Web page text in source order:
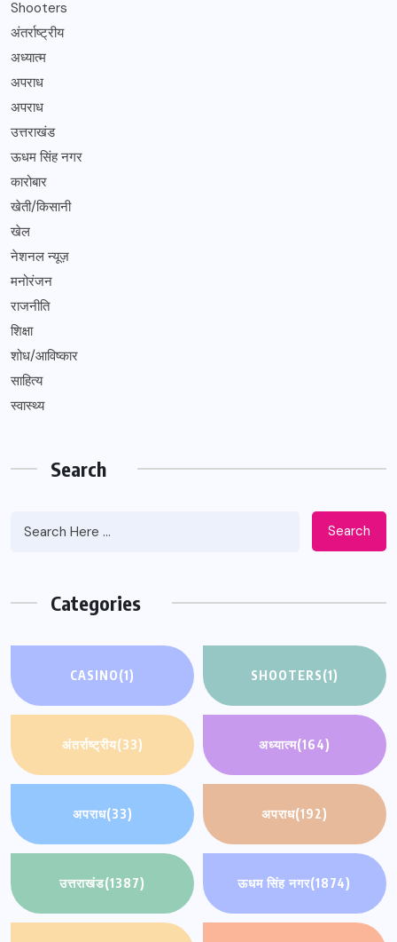
Shooters
अंतर्राष्ट्रीय
अध्यात्म
अपराध
अपराध
उत्तराखंड
ऊधम सिंह नगर
कारोबार
खेती/किसानी
खेल
नेशनल न्यूज़
मनोरंजन
राजनीति
शिक्षा
शोध/आविष्कार
साहित्य
स्वास्थ्य
Search
Search
Categories
CASINO(1) SHOOTERS(1)
अंतर्राष्ट्रीय(33) अध्यात्म(164)
अपराध(33) अपराध(192)
उत्तराखंड(1387) ऊधम सिंह नगर(1874)